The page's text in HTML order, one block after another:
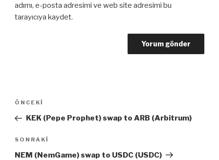
adımı, e-posta adresimi ve web site adresimi bu
tarayıcıya kaydet.
Yazı
Önceki
Yazı
ÖNCEKI
KEK (Pepe Prophet) swap to ARB (Arbitrum)
Sonraki
Yazı
SONRAKI
NEM (NemGame) swap to USDC (USDC)